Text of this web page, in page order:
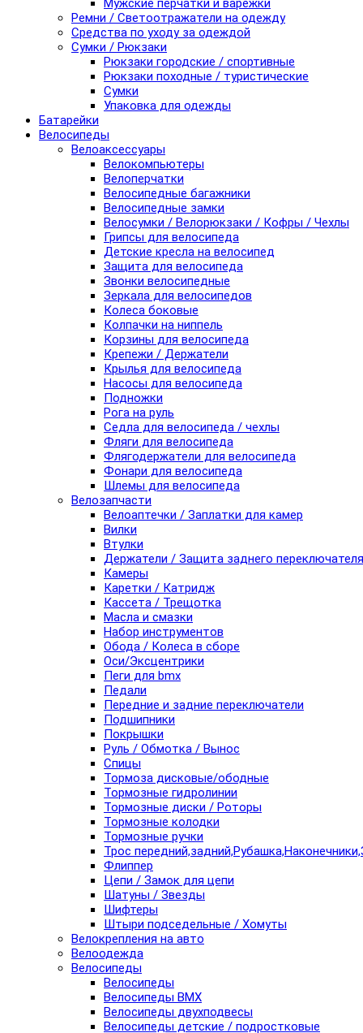
Мужские перчатки и варежки
Ремни / Светоотражатели на одежду
Средства по уходу за одеждой
Сумки / Рюкзаки
Рюкзаки городские / спортивные
Рюкзаки походные / туристические
Сумки
Упаковка для одежды
Батарейки
Велосипеды
Велоаксессуары
Велокомпьютеры
Велоперчатки
Велосипедные багажники
Велосипедные замки
Велосумки / Велорюкзаки / Кофры / Чехлы
Грипсы для велосипеда
Детские кресла на велосипед
Защита для велосипеда
Звонки велосипедные
Зеркала для велосипедов
Колеса боковые
Колпачки на ниппель
Корзины для велосипеда
Крепежи / Держатели
Крылья для велосипеда
Насосы для велосипеда
Подножки
Рога на руль
Седла для велосипеда / чехлы
Фляги для велосипеда
Флягодержатели для велосипеда
Фонари для велосипеда
Шлемы для велосипеда
Велозапчасти
Велоаптечки / Заплатки для камер
Вилки
Втулки
Держатели / Защита заднего переключателя
Камеры
Каретки / Катридж
Кассета / Трещотка
Масла и смазки
Набор инструментов
Обода / Колеса в сборе
Оси/Эксцентрики
Пеги для bmx
Педали
Передние и задние переключатели
Подшипники
Покрышки
Руль / Обмотка / Вынос
Спицы
Тормоза дисковые/ободные
Тормозные гидролинии
Тормозные диски / Роторы
Тормозные колодки
Тормозные ручки
Трос
Флиппер
Цепи / Замок для цепи
Шатуны / Звезды
Шифтеры
Штыри подседельные / Хомуты
Велокрепления на авто
Велоодежда
Велосипеды
Велосипеды
Велосипеды BMX
Велосипеды двухподвесы
Велосипеды детские / подростковые